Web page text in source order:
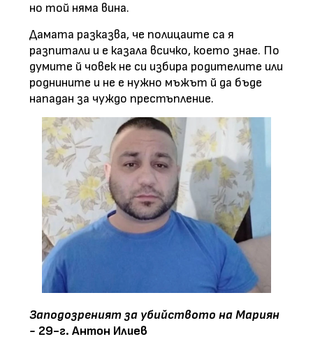
но той няма вина.
Дамата разказва, че полицаите са я
разпитали и е казала всичко, което знае. По
думите й човек не си избира родителите или
роднините и не е нужно мъжът й да бъде
нападан за чуждо престъпление.
Заподозреният за убийството на Мариян
- 29-г. Антон Илиев